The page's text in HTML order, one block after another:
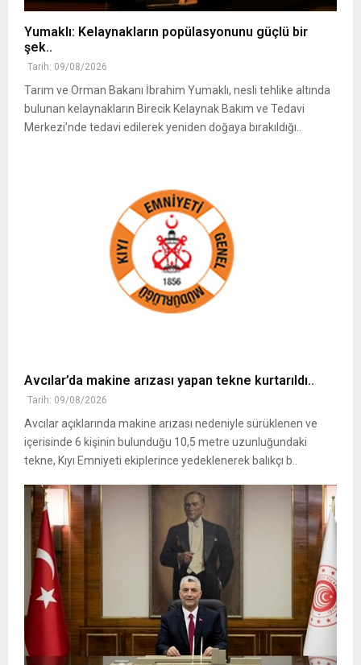
Yumaklı: Kelaynakların popülasyonunu güçlü bir
şek..
Tarih: 09/08/2026
Tarım ve Orman Bakanı İbrahim Yumaklı, nesli tehlike altında
bulunan kelaynakların Birecik Kelaynak Bakım ve Tedavi
Merkezi’nde tedavi edilerek yeniden doğaya bırakıldığı..
Avcılar’da makine arızası yapan tekne kurtarıldı..
Tarih: 09/08/2026
Avcılar açıklarında makine arızası nedeniyle sürüklenen ve
içerisinde 6 kişinin bulunduğu 10,5 metre uzunluğundaki
tekne, Kıyı Emniyeti ekiplerince yedeklenerek balıkçı b..